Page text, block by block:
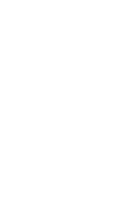
com apoio para as mãos
e desativar microfone e navegar
E ainda possui o certificado
Obtenha uma conexão sem fio
funcionará enquanto você
sua produtividade e
O teclado Signature K650